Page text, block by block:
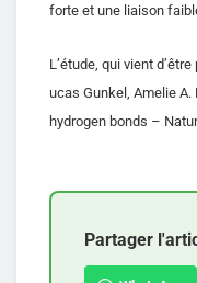
forte et une liaison
L’étude, qui vient
ucas Gunkel, Amelie
hydrogen bonds –
Partager